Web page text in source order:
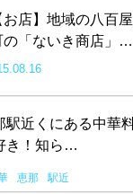
お店】地域の八百
の「ないき商店」…
駅近くにある中華
き！知ら…
恵那 駅近